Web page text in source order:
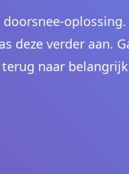
deze verder aan.
naar